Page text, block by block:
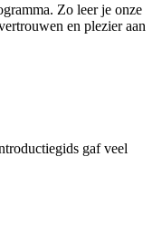
Zo leer je onze
en plezier aan
gaf veel